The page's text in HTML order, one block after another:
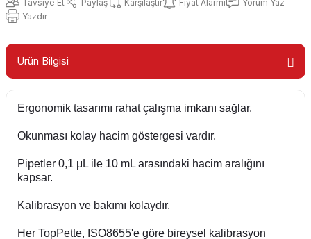
Tavsiye Et Paylaş Karşılaştır Fiyat Alarmı
Yorum Yaz
Yazdır
Ürün Bilgisi
Ergonomik tasarımı rahat çalışma imkanı sağlar.
Okunması kolay hacim göstergesi vardır.
Pipetler 0,1 μL ile 10 mL arasındaki hacim aralığını
kapsar.
Kalibrasyon ve bakımı kolaydır.
Her TopPette, ISO8655'e göre bireysel kalibrasyon